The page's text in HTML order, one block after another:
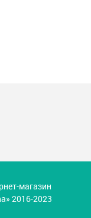
магазин
2016-2023